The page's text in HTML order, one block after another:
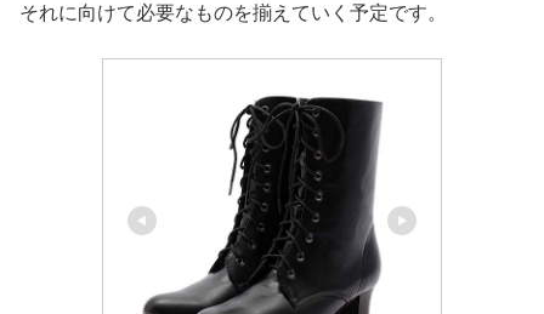
それに向けて必要なものを揃えていく予定です。